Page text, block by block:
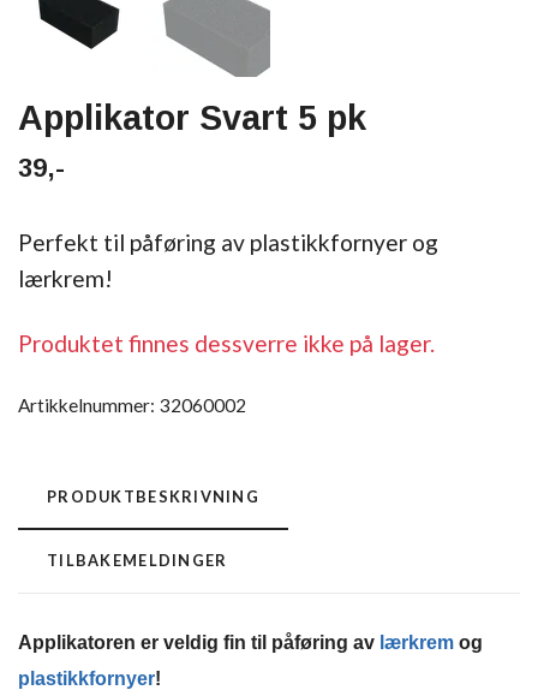
Applikator Svart 5 pk
39,-
Perfekt til påføring av plastikkfornyer og
lærkrem!
Produktet finnes dessverre ikke på lager.
Artikkelnummer: 32060002
PRODUKTBESKRIVNING
TILBAKEMELDINGER
Applikatoren er veldig fin til påføring av lærkrem og
plastikkfornyer!